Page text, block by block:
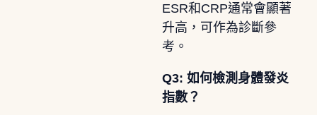
ESR和CRP通常會顯著
升高，可作為診斷參
考。
Q3: 如何檢測身體發炎
指數？